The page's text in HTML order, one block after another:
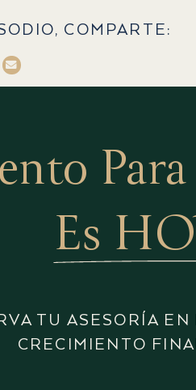
COMPARTE:
Es
TU ASESORÍA
CRECIMIENTO